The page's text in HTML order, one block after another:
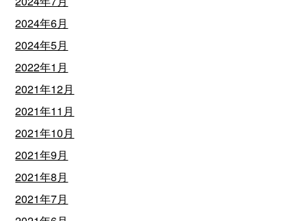
2024年6月
2024年5月
2022年1月
2021年12月
2021年11月
2021年10月
2021年9月
2021年8月
2021年7月